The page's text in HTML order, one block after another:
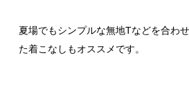
夏場でもシンプルな無地Tなどを合わ
た着こなしもオススメです。